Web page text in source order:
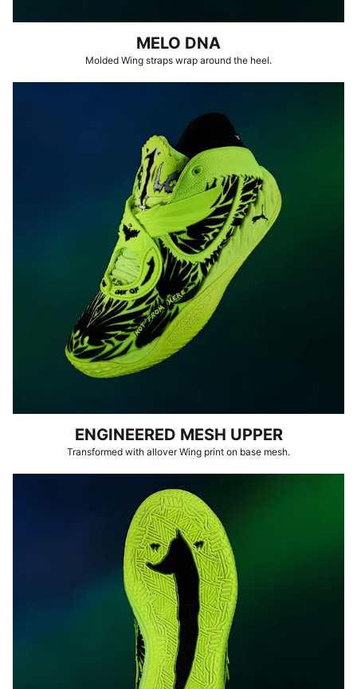
MELO DNA
Molded Wing straps wrap around the heel.
ENGINEERED MESH UPPER
Transformed with allover Wing print on base mesh.